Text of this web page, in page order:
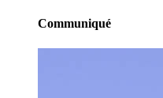
Communiqué